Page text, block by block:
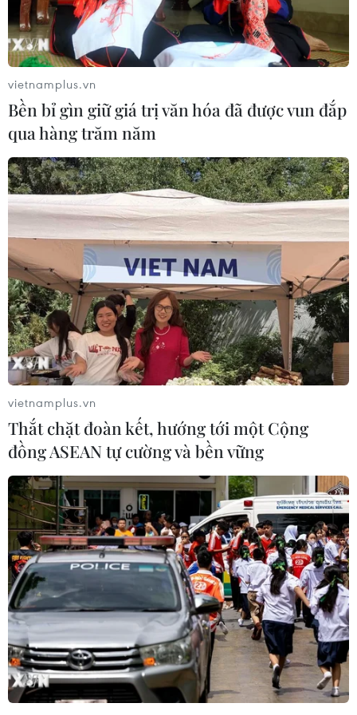
Vẫn cần giải pháp căn cơ giải quyết thiếu
thuốc, trang thiết bị y tế
14/03/2023 07:45
Lãnh đạo nhiều sở y tế và các bệnh viện đề nghị thời
gian tới cần khẩn trương sửa đổi Luật Đấu thầu để giải
quyết căn cơ vấn đề thiếu thuốc, vật tư, hóa chất, trang
thiết bị y tế.
Bộ trưởng Y tế trả lời về hiện tượng thiếu
thuốc tại bệnh viện công
vietnamplus.vn
Bền bỉ gìn giữ giá trị văn hóa đã được vun đắp
qua hàng trăm năm
vietnamplus.vn
Thắt chặt đoàn kết, hướng tới một Cộng
đồng ASEAN tự cường và bền vững